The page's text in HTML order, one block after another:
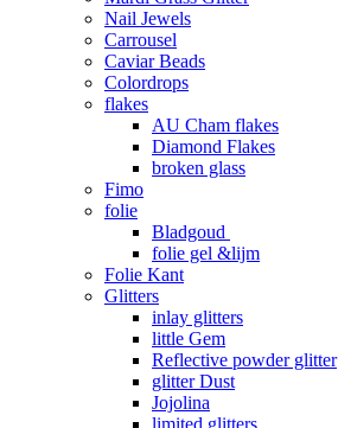
Nail Jewels
Carrousel
Caviar Beads
Colordrops
flakes
AU Cham flakes
Diamond Flakes
broken glass
Fimo
folie
Bladgoud
folie gel &lijm
Folie Kant
Glitters
inlay glitters
little Gem
Reflective powder glitter
glitter Dust
Jojolina
limited glitters